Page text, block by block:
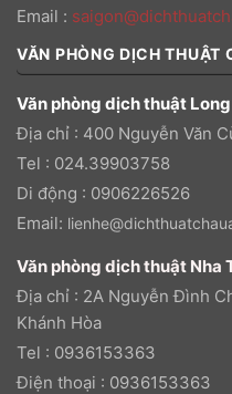
Email :
VĂN PHÒNG DỊCH THUẬT
Văn phòng dịch thuật
Địa chỉ : 400 Nguyễn Văn
Tel : 024.39903758
Di động : 0906226526
Email:
Văn phòng dịch thuật Nha
Địa chỉ : 2A Nguyễn Đình
Khánh Hòa
Tel : 0936153363
Điện thoại : 0936153363